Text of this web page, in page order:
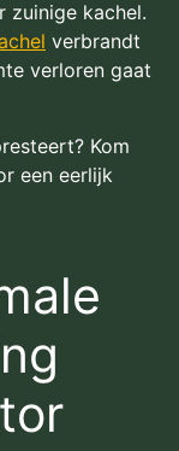
zuinige kachel.
verbrandt
verloren gaat
Kom
een eerlijk